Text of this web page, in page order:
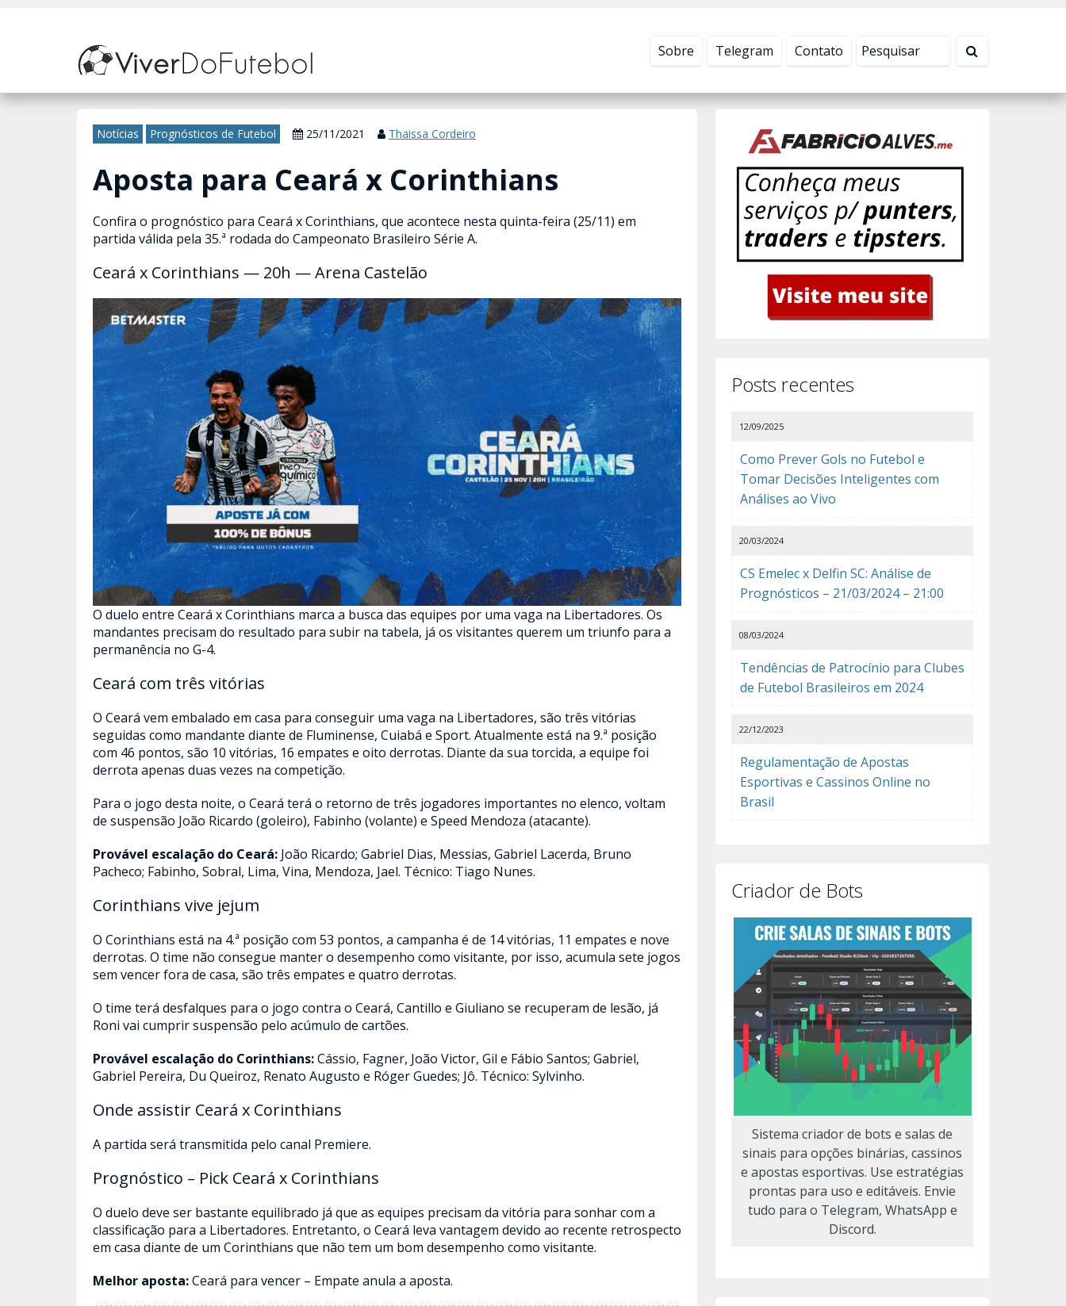
Sobre Telegram Contato
Notícias Prognósticos de Futebol 25/11/2021 Thaissa Cordeiro
Aposta para Ceará x Corinthians
Confira o prognóstico para Ceará x Corinthians, que acontece nesta quinta-feira (25/11) em
partida válida pela 35.ª rodada do Campeonato Brasileiro Série A.
Ceará x Corinthians — 20h — Arena Castelão
O duelo entre Ceará x Corinthians marca a busca das equipes por uma vaga na Libertadores. Os
mandantes precisam do resultado para subir na tabela, já os visitantes querem um triunfo para a
permanência no G-4.
Ceará com três vitórias
O Ceará vem embalado em casa para conseguir uma vaga na Libertadores, são três vitórias
seguidas como mandante diante de Fluminense, Cuiabá e Sport. Atualmente está na 9.ª posição
com 46 pontos, são 10 vitórias, 16 empates e oito derrotas. Diante da sua torcida, a equipe foi
derrota apenas duas vezes na competição.
Para o jogo desta noite, o Ceará terá o retorno de três jogadores importantes no elenco, voltam
de suspensão João Ricardo (goleiro), Fabinho (volante) e Speed Mendoza (atacante).
Provável escalação do Ceará: João Ricardo; Gabriel Dias, Messias, Gabriel Lacerda, Bruno
Pacheco; Fabinho, Sobral, Lima, Vina, Mendoza, Jael. Técnico: Tiago Nunes.
Corinthians vive jejum
O Corinthians está na 4.ª posição com 53 pontos, a campanha é de 14 vitórias, 11 empates e nove
derrotas. O time não consegue manter o desempenho como visitante, por isso, acumula sete jogos
sem vencer fora de casa, são três empates e quatro derrotas.
O time terá desfalques para o jogo contra o Ceará, Cantillo e Giuliano se recuperam de lesão, já
Roni vai cumprir suspensão pelo acúmulo de cartões.
Provável escalação do Corinthians:Cássio, Fagner, João Victor, Gil e Fábio Santos; Gabriel,
Gabriel Pereira, Du Queiroz, Renato Augusto e Róger Guedes; Jô. Técnico: Sylvinho.
Onde assistir Ceará x Corinthians
A partida será transmitida pelo canal Premiere.
Prognóstico – Pick Ceará x Corinthians
O duelo deve ser bastante equilibrado já que as equipes precisam da vitória para sonhar com a
classificação para a Libertadores. Entretanto, o Ceará leva vantagem devido ao recente retrospecto
em casa diante de um Corinthians que não tem um bom desempenho como visitante.
Melhor aposta:Ceará para vencer – Empate anula a aposta.
Posts recentes
Como Prever Gols no Futebol e
Tomar Decisões Inteligentes com
Análises ao Vivo
12/09/2025
CS Emelec x Delfin SC: Análise de
Prognósticos – 21/03/2024 – 21:00
20/03/2024
Tendências de Patrocínio para Clubes
de Futebol Brasileiros em 2024
08/03/2024
Regulamentação de Apostas
Esportivas e Cassinos Online no
Brasil
22/12/2023
Criador de Bots
Sistema criador de bots e salas de
sinais para opções binárias, cassinos
e apostas esportivas. Use estratégias
prontas para uso e editáveis. Envie
tudo para o Telegram, WhatsApp e
Discord.